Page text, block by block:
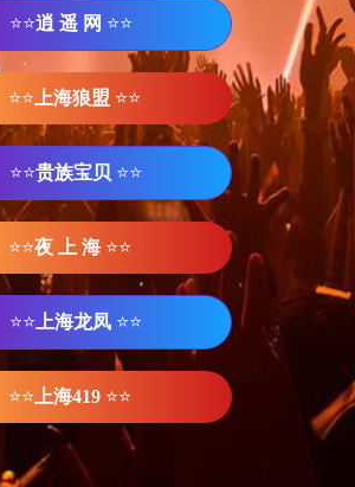
⭐⭐逍 遥 网 ⭐⭐
⭐⭐ 上海狼盟 ⭐⭐
⭐⭐贵族宝贝 ⭐⭐
⭐⭐夜 上 海 ⭐⭐
⭐⭐ 上海龙凤 ⭐⭐
⭐⭐ 上海419 ⭐⭐